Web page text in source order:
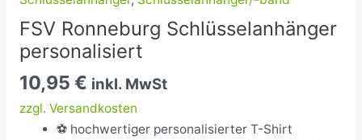
FSV Ronneburg Schlüsselanhänger
personalisiert
10,95 € inkl. MwSt
zzgl. Versandkosten
⚽ hochwertiger personalisierter T-Shirt